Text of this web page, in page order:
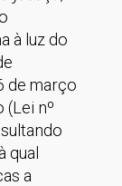
à luz do
de março
(Lei nº
qual
a